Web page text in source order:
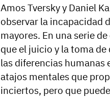
Amos Tversky y Daniel
observar la incapacidad
mayores. En una serie
que el juicio y la toma
las diferencias humanas
atajos mentales que
inciertos, pero que